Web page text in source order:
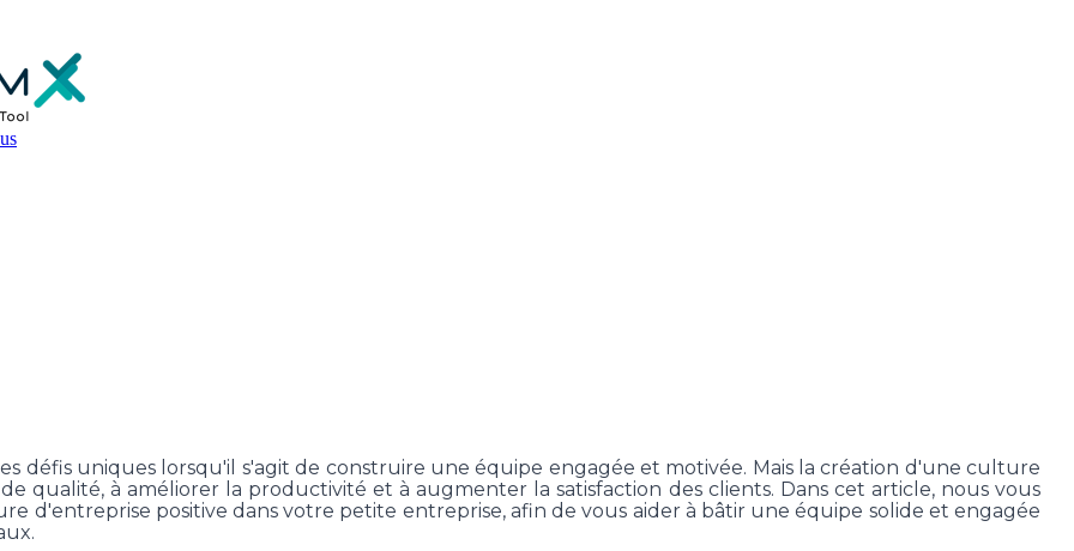
défis uniques lorsqu'il s'agit de construire une équipe engagée et motivée. Mais la création d'une culture
qualité, à améliorer la productivité et à augmenter la satisfaction des clients. Dans cet article, nous vous
d'entreprise positive dans votre petite entreprise, afin de vous aider à bâtir une équipe solide et engagée